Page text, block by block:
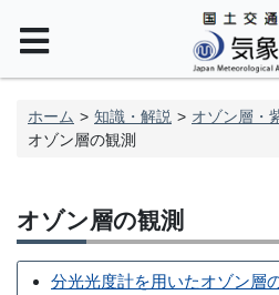
ホーム 知識・解説 オゾン層・
オゾン層の観測
オゾン層の観測
分光光度計を用いたオゾン層